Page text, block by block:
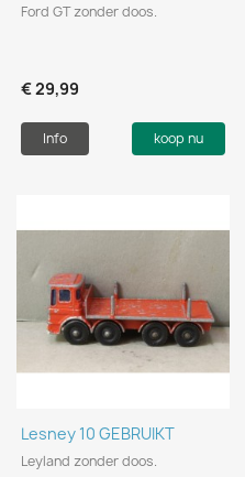
Ford GT zonder doos.
€ 29,99
Info koop nu
Lesney 10 GEBRUIKT
Leyland zonder doos.